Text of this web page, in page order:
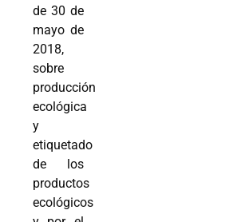
de 30 de
mayo de
2018,
sobre
producción
ecológica
y
etiquetado
de los
productos
ecológicos